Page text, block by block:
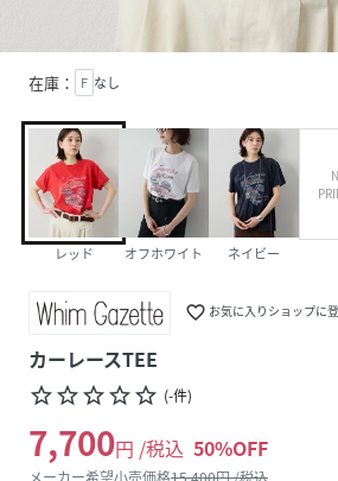
在庫： F なし
レッド オフホワイト ネイビー
favorite_border お気に入りショップに
カーレースTEE
star_borderstar_borderstar_borderstar_borderstar_border (-件)
7,700円 /税込 50%OFF